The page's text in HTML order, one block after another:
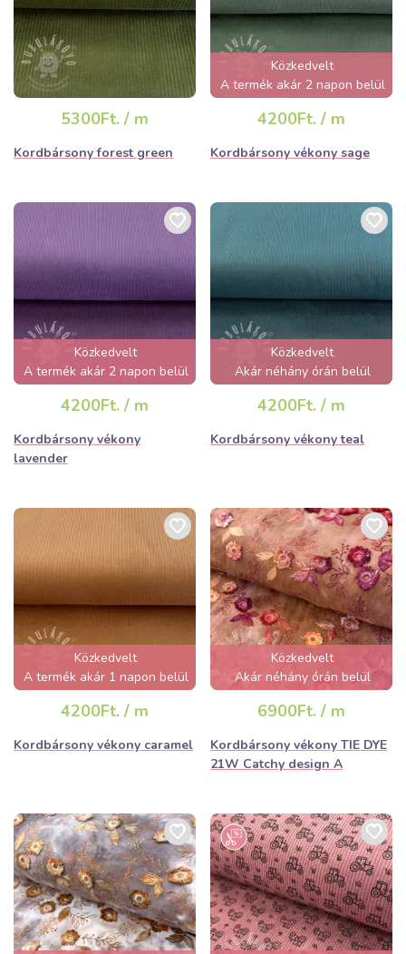
5300Ft. / m
Kordbársony forest green
Közkedvelt
A termék akár 2 napon belül
elfogyhat!
4200Ft. / m
Kordbársony vékony sage
Közkedvelt
A termék akár 2 napon belül
elfogyhat!
4200Ft. / m
Kordbársony vékony
lavender
Közkedvelt
Akár néhány órán belül
elfogyhat!
4200Ft. / m
Kordbársony vékony teal
Közkedvelt
A termék akár 1 napon belül
elfogyhat!
4200Ft. / m
Kordbársony vékony caramel
Közkedvelt
Akár néhány órán belül
elfogyhat!
6900Ft. / m
Kordbársony vékony TIE DYE
21W Catchy design A